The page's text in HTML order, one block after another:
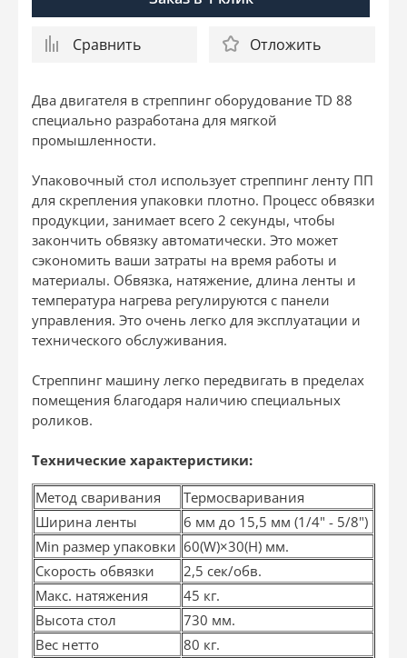
Сравнить Отложить
Два двигателя в стреппинг оборудование TD 88
специально разработана для мягкой
промышленности.
Упаковочный стол использует стреппинг ленту ПП
для скрепления упаковки плотно. Процесс обвязки
продукции, занимает всего 2 секунды, чтобы
закончить обвязку автоматически. Это может
сэкономить ваши затраты на время работы и
материалы. Обвязка, натяжение, длина ленты и
температура нагрева регулируются с панели
управления. Это очень легко для эксплуатации и
технического обслуживания.
Стреппинг машину легко передвигать в пределах
помещения благодаря наличию специальных
роликов.
Технические характеристики:
Метод сваривания
Термосваривания
Ширина ленты
6 мм до 15,5 мм (1/4" - 5/8")
Min размер упаковки 60(W)×30(H) мм.
Скорость обвязки
2,5 сек/обв.
Макс. натяжения
45 кг.
Высота стол
730 мм.
Вес нетто
80 кг.